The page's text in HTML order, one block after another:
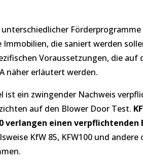
unterschiedlicher
die saniert werden
Voraussetzungen, die auf
näher erläutert werden.
ist ein zwingender Nachweis
auf den Blower Door Test.
verlangen einen
KfW 85, KFW100 und andere